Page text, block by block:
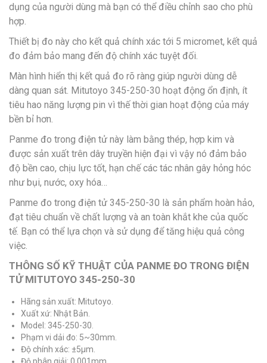
dụng của người dùng mà bạn có thể điều chỉnh sao cho phù
hợp.
Thiết bị đo này cho kết quả chính xác tới 5 micromet, kết quả
đo đảm bảo mang đến độ chính xác tuyệt đối.
Màn hình hiển thị kết quả đo rõ ràng giúp người dùng dễ
dàng quan sát. Mitutoyo 345-250-30 hoạt động ổn định, ít
tiêu hao năng lượng pin vì thế thời gian hoạt động của máy
bền bỉ hơn.
Panme đo trong điện tử này làm bằng thép, hợp kim và
được sản xuất trên dây truyền hiện đại vì vậy nó đảm bảo
độ bền cao, chịu lực tốt, hạn chế các tác nhân gây hỏng hóc
như bụi, nước, oxy hóa…
Panme đo trong điện tử 345-250-30 là sản phẩm hoàn hảo,
đạt tiêu chuẩn về chất lượng và an toàn khắt khe của quốc
tế. Bạn có thể lựa chọn và sử dụng để tăng hiệu quả công
việc.
THÔNG SỐ KỸ THUẬT CỦA PANME ĐO TRONG ĐIỆN
TỬ MITUTOYO 345-250-30
Hãng sản xuất: Mitutoyo.
Xuất xứ: Nhật Bản.
Model: 345-250-30.
Phạm vi dải đo: 5~30mm.
Độ chính xác: ±5μm.